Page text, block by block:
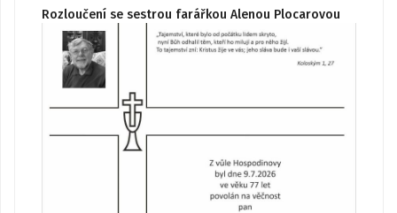
Rozloučení se sestrou farářkou Alenou Plocarovou